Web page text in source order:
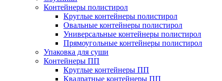
Контейнеры полистирол
Круглые контейнеры полистирол
Овальные контейнеры полистирол
Универсальные контейнеры полистирол
Прямоугольные контейнеры полистирол
Упаковка для суши
Контейнеры ПП
Круглые контейнеры ПП
Квадратные контейнеры ПП